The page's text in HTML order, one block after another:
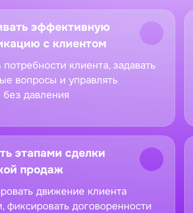
эффективную
с клиентом
клиента, задавать
вопросы и управлять
давления
этапами сделки
продаж
движение клиента
фиксировать договоренности